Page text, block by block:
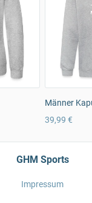
Männer
39,99 €
GHM Sports
Impressum